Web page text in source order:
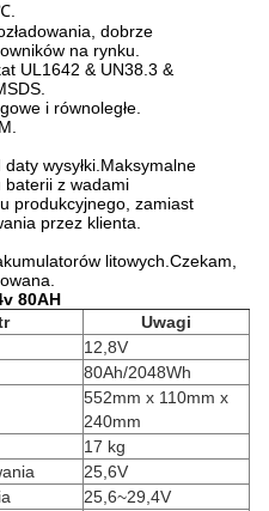
dobrze
na rynku.
UL1642 & UN38.3 &
i równoległe.
wysyłki.Maksymalne
baterii z wadami
produkcyjnego, zamiast
przez klienta.
litowych.Czekam,
80AH
Uwagi
12,8V
80Ah/2048Wh
552mm x 110mm x
240mm
17 kg
25,6V
25,6~29,4V